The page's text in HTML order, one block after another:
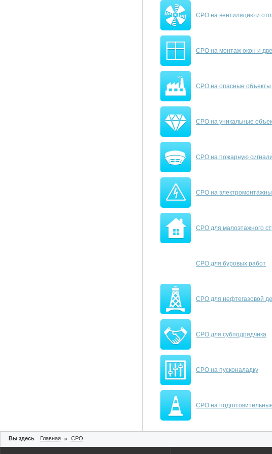
СРО на вентиляцию и
СРО на монтаж окон и
СРО на опасные объекты
СРО на уникальные
СРО на пожарную
СРО на
СРО для малоэтажного
СРО для буровых работ
СРО для нефтегазовой
СРО для субподрядчика
СРО на пусконаладку
СРО на
Вы здесь Главная » СРО